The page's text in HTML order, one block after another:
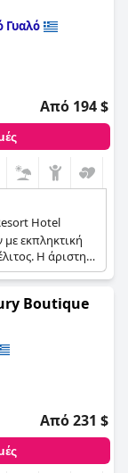
Γυαλό
Από 194 $
Hotel
εκπληκτική
Η άριστη
ξενοδοχείου
Boutique
Από 231 $